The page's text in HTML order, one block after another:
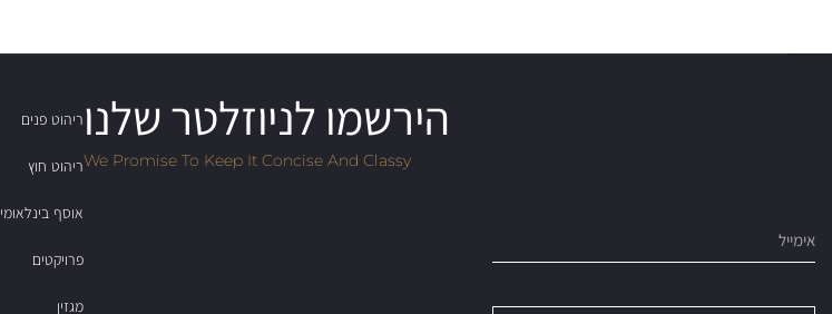
הירשמו לניוזלטר שלנו
We Promise To Keep It Concise And Classy
ריהוט פנים
ריהוט חוץ
אוסף בינלאומי
פרויקטים
מגזין